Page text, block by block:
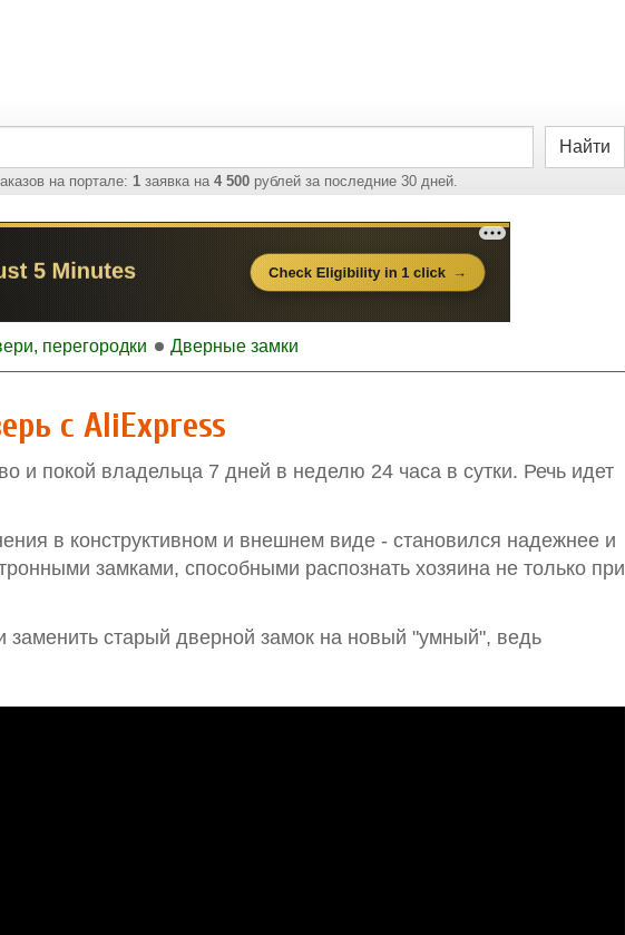
на портале: 1 заявка на 4 500 рублей за последние 30 дней.
Найти
перегородки Дверные замки
с AliExpress
и покой владельца 7 дней в неделю 24 часа в сутки. Речь идет
в конструктивном и внешнем виде - становился надежнее и
замками, способными распознать хозяина не только при
старый дверной замок на новый "умный", ведь